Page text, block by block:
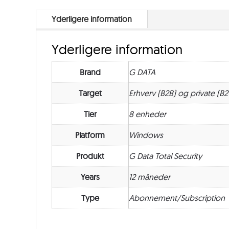
Yderligere information
Yderligere information
Brand G DATA
Target Erhverv (B2B) og private
Tier 8 enheder
Platform Windows
Produkt G Data Total Security
Years 12 måneder
Type Abonnement/Subscription